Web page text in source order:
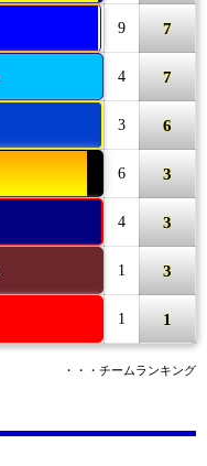
9 7
4 7
3 6
6 3
4 3
1 3
1 1
・・・チームランキング